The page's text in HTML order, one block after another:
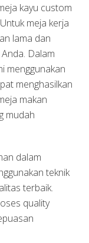
kayu custom
meja kerja
lama dan
Dalam
menggunakan
menghasilkan
makan
mudah
dalam
teknik
terbaik.
quality